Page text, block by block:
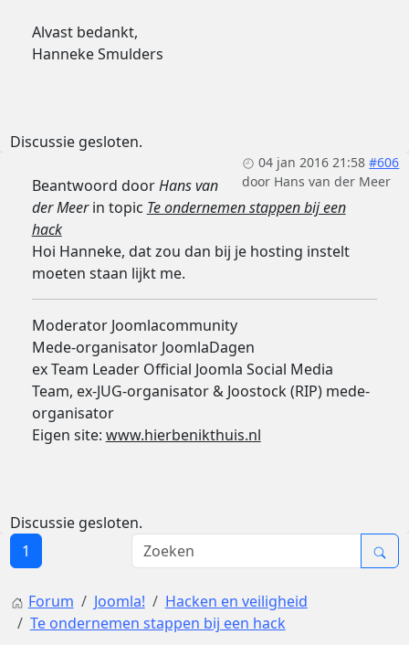
Alvast bedankt,
Hanneke Smulders
Discussie gesloten.
04 jan 2016 21:58 #606
door Hans van der Meer
Beantwoord doorHans van
der Meerin topic Te ondernemen stappen bij een
hack
Hoi Hanneke, dat zou dan bij je hosting instelt
moeten staan lijkt me.
Moderator Joomlacommunity
Mede-organisator JoomlaDagen
ex Team Leader Official Joomla Social Media
Team, ex-JUG-organisator & Joostock (RIP) mede-
organisator
Eigen site: www.hierbenikthuis.nl
Discussie gesloten.
1
Forum Joomla!
Hacken en veiligheid
Te ondernemen stappen bij een hack